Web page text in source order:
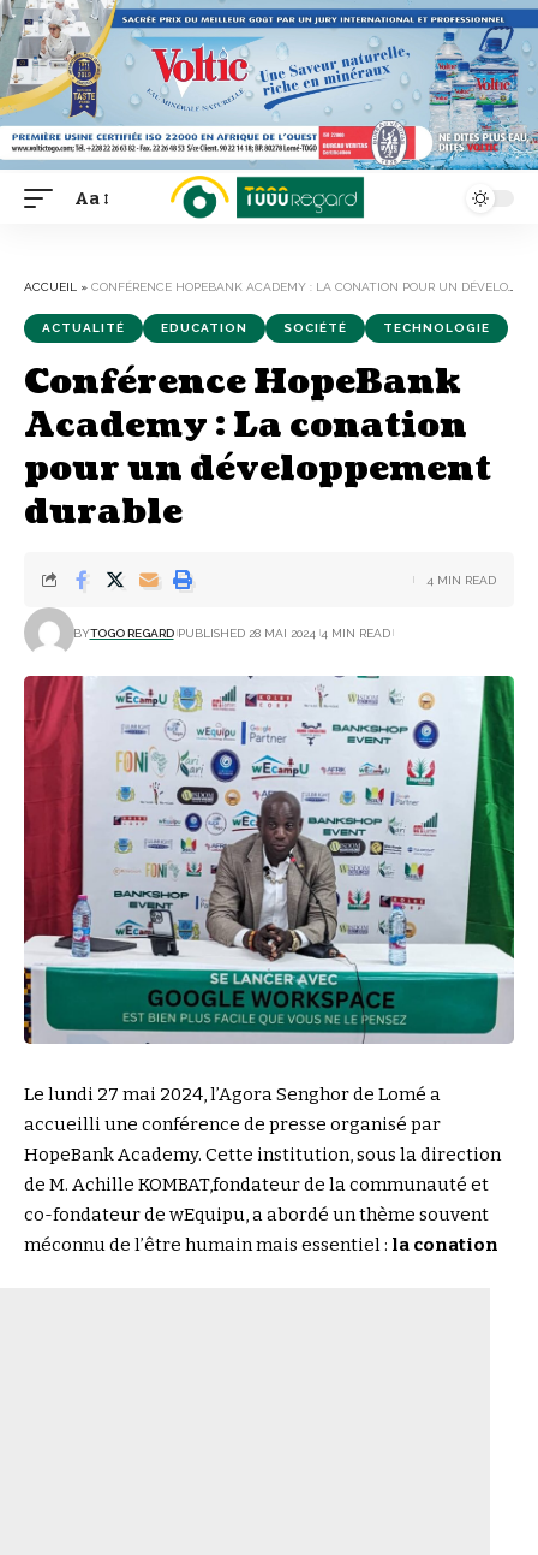
Font
Aa
ACCUEIL » CONFÉRENCE HOPEBANK ACADEMY : LA CONATION POUR UN DÉVELOPPEMENT DURABLE
ACTUALITÉ EDUCATION SOCIÉTÉ TECHNOLOGIE
Conférence HopeBank
Academy : La conation
pour un développement
durable
BYTOGO REGARD PUBLISHED 28 MAI 2024 4 MIN READ
4 MIN READ
Le lundi 27 mai 2024, l’Agora Senghor de Lomé a
accueilli une conférence de presse organisé par
HopeBank Academy. Cette institution, sous la direction
de M. Achille KOMBAT,fondateur de la communauté et
co-fondateur de wEquipu, a abordé un thème souvent
méconnu de l’être humain mais essentiel : la conation